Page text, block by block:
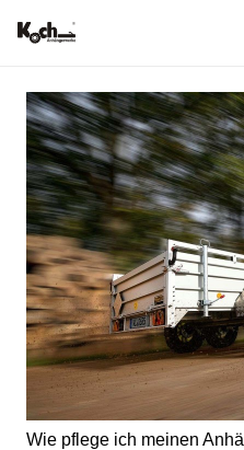
Wie pflege ich meinen